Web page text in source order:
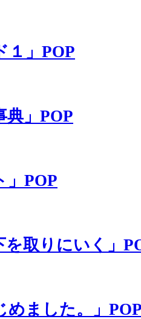
１」POP
典」POP
」POP
を取りにいく」
めました。」